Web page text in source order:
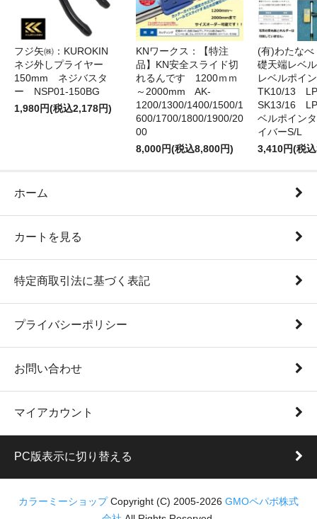
フジ矢㈱：KUROKIN
ネジ外しプライヤー
150mm ネジバスタ
ー NSP01-150BG
1,980円(税込2,178円)
KNワークス：【特注
品】KN安全スライド切
れるんです 1200ｍｍ
～2000mm AK-
1200/1300/1400/1500/1
600/1700/1800/1900/20
00
8,000円(税込8,800円)
(有)わたな
礎天端レベ
レベルポイ
TK10/13
SK13/16
ベルポイン
イバーS/L
3,410円(税
ホーム
カートを見る
特定商取引法に基づく表記
プライバシーポリシー
お問い合わせ
マイアカウント
PC版表示に切り替える
カラーミーショップ Copyright (C) 2005-2026 GMOペパボ株式